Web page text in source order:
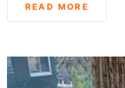
READ MORE